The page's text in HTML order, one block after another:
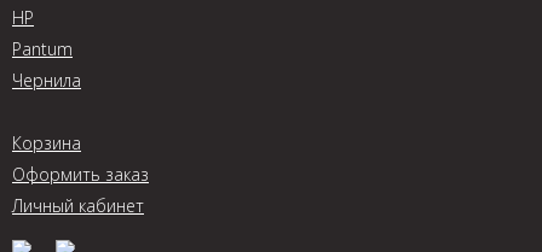
HP
Pantum
Чернила
Корзина
Оформить заказ
Личный кабинет